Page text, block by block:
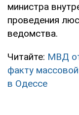
министра
проведения
ведомства.
Читайте: МВД
факту
в Одессе